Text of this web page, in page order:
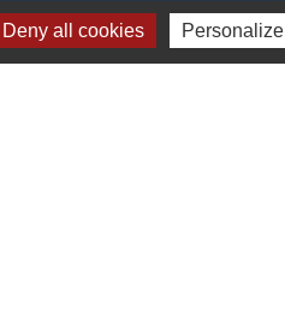
de communes
Deny all cookies Personalize